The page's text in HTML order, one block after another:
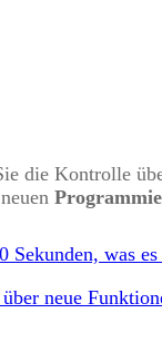
die Kontrolle
Sekunden, was
neue